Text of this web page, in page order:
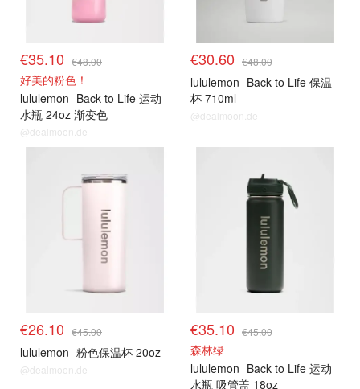
€35.10 €48.00
好美的粉色！
lululemon Back to Life 运动
水瓶 24oz 渐变色
@dealmoon.de
€30.60 €48.00
lululemon Back to Life 保温
杯 710ml
@dealmoon.de
€26.10 €45.00
lululemon 粉色保温杯 20oz
@dealmoon.de
€35.10 €45.00
森林绿
lululemon Back to Life 运动
水瓶 吸管盖 18oz